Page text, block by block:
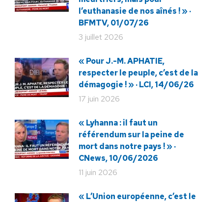
l’euthanasie de nos aînés ! » ·
BFMTV, 01/07/26
3 juillet 2026
« Pour J.-M. APHATIE,
respecter le peuple, c’est de la
démagogie ! » · LCI, 14/06/26
17 juin 2026
« Lyhanna : il faut un
référendum sur la peine de
mort dans notre pays ! » ·
CNews, 10/06/2026
11 juin 2026
« L’Union européenne, c’est le